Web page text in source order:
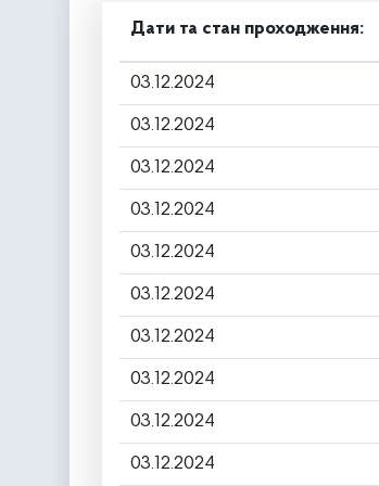
Дати та стан проходження:
03.12.2024
03.12.2024
03.12.2024
03.12.2024
03.12.2024
03.12.2024
03.12.2024
03.12.2024
03.12.2024
03.12.2024